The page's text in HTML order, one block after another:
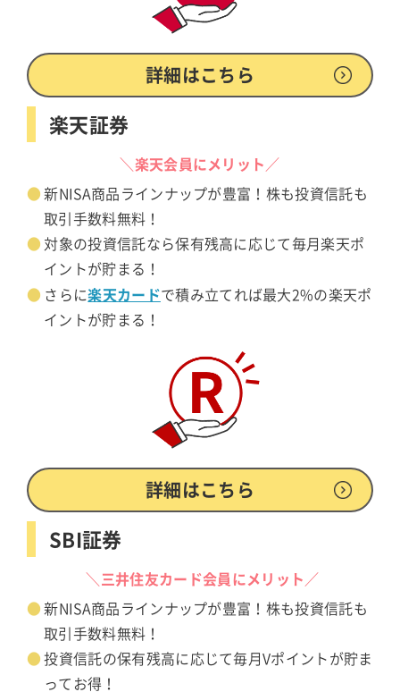
詳細はこちら
楽天証券
＼楽天会員にメリット／
新NISA商品ラインナップが豊富！株も投資信託も
取引手数料無料！
対象の投資信託なら保有残高に応じて毎月楽天ポ
イントが貯まる！
さらに楽天カードで積み立てれば最大2%の楽天ポ
イントが貯まる！
詳細はこちら
SBI証券
＼三井住友カード会員にメリット／
新NISA商品ラインナップが豊富！株も投資信託も
取引手数料無料！
投資信託の保有残高に応じて毎月Vポイントが貯ま
ってお得！